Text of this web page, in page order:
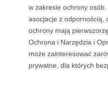
w zakresie ochrony
asocjacje z odpornością,
ochrony mają
Ochrona i Narzędzia i
może zainteresować
prywatne, dla których